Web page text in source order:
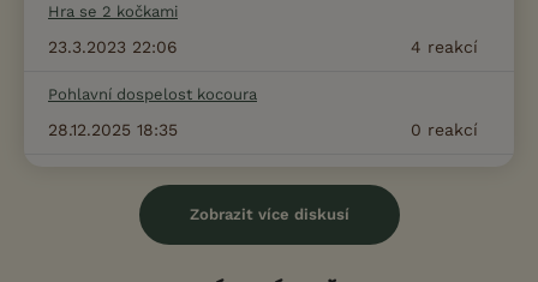
Hra se 2 kočkami
4 reakcí
23.3.2023 22:06
Pohlavní dospelost kocoura
0 reakcí
28.12.2025 18:35
Zobrazit více diskusí